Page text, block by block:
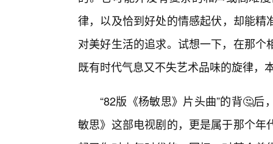
律，以及恰到好处的情感起伏，却能
对美好生活的追求。试想一下，在那
既有时代气息又不失艺术品味的旋律，
“82版《杨敏思》片头曲”的背🤔
敏思》这部电视剧的，更是属于那个